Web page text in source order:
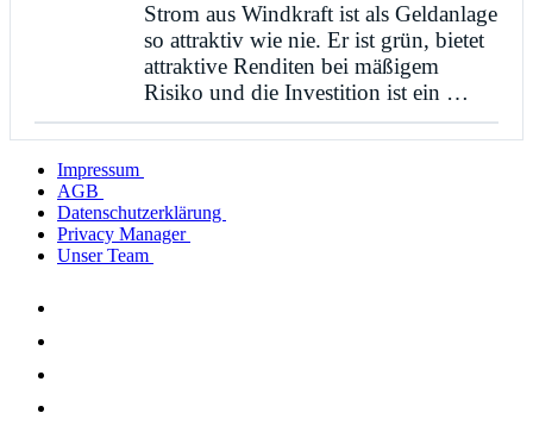
Strom aus Windkraft ist als Geldanlage
so attraktiv wie nie. Er ist grün, bietet
attraktive Renditen bei mäßigem
Risiko und die Investition ist ein …
Impressum
AGB
Datenschutzerklärung
Privacy Manager
Unser Team